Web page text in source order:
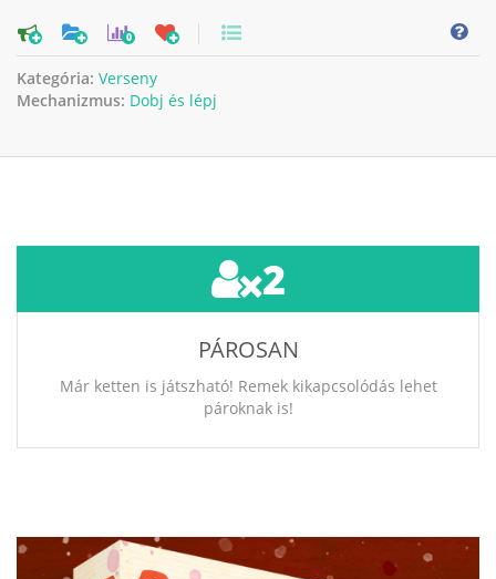
0
Kategória: Verseny
Mechanizmus: Dobj és lépj
2
PÁROSAN
Már ketten is játszható! Remek kikapcsolódás lehet
pároknak is!